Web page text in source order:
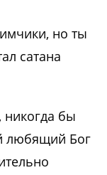
но ты
сатана
никогда бы
любящий Бог